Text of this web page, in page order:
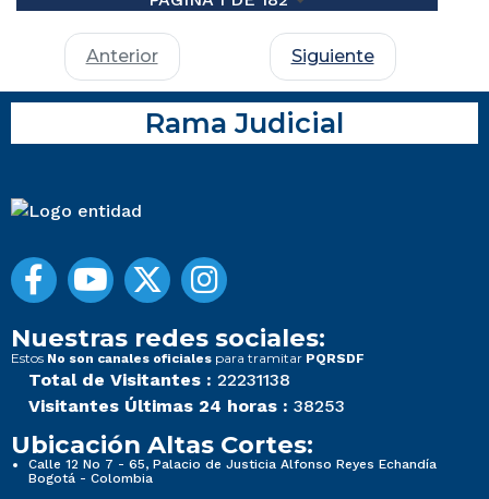
Anterior Siguiente
Rama Judicial
Nuestras redes sociales:
Estos No son canales oficiales para tramitar PQRSDF
Total de Visitantes : 22231138
Visitantes Últimas 24 horas : 38253
Ubicación Altas Cortes:
Calle 12 No 7 - 65, Palacio de Justicia Alfonso Reyes Echandía
Bogotá - Colombia